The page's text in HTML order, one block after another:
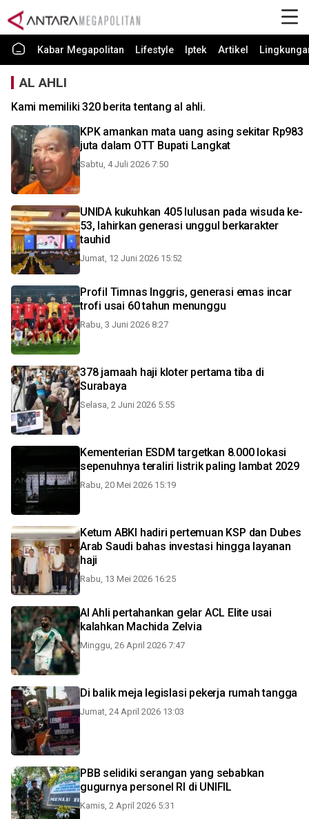
Kabar Megapolitan Lifestyle Iptek Artikel
AL AHLI
Kami memiliki 320 berita tentang al ahli.
KPK amankan mata uang asing sekitar Rp983
juta dalam OTT Bupati Langkat
Sabtu, 4 Juli 2026 7:50
UNIDA kukuhkan 405 lulusan pada wisuda ke-
53, lahirkan generasi unggul berkarakter
tauhid
Jumat, 12 Juni 2026 15:52
Profil Timnas Inggris, generasi emas incar
trofi usai 60 tahun menunggu
Rabu, 3 Juni 2026 8:27
378 jamaah haji kloter pertama tiba di
Surabaya
Selasa, 2 Juni 2026 5:55
Kementerian ESDM targetkan 8.000 lokasi
sepenuhnya teraliri listrik paling lambat 2029
Rabu, 20 Mei 2026 15:19
Ketum ABKI hadiri pertemuan KSP dan Dubes
Arab Saudi bahas investasi hingga layanan
haji
Rabu, 13 Mei 2026 16:25
Al Ahli pertahankan gelar ACL Elite usai
kalahkan Machida Zelvia
Minggu, 26 April 2026 7:47
Di balik meja legislasi pekerja rumah tangga
Jumat, 24 April 2026 13:03
PBB selidiki serangan yang sebabkan
gugurnya personel RI di UNIFIL
Kamis, 2 April 2026 5:31